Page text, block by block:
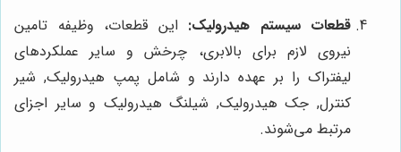
قطعات سیستم هیدرولیک: این قطعات، وظیفه تامین
نیروی لازم برای بالابری، چرخش و سایر عملکردهای
لیفتراک را بر عهده دارند و شامل پمپ هیدرولیک, شیر
کنترل, جک هیدرولیک, شیلنگ هیدرولیک و سایر اجزای
مرتبط می‌شوند.